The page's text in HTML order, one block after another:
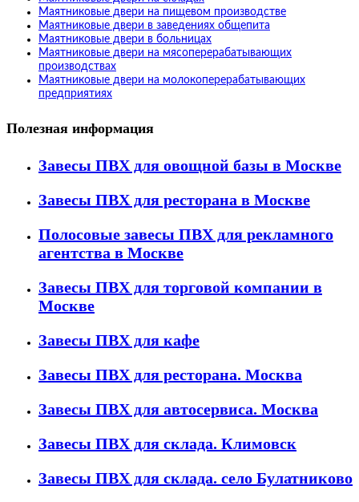
Маятниковые двери на пищевом производстве
Маятниковые двери в заведениях общепита
Маятниковые двери в больницах
Маятниковые двери на мясоперерабатывающих
производствах
Маятниковые двери на молокоперерабатывающих
предприятиях
Полезная информация
Завесы ПВХ для овощной базы в Москве
Завесы ПВХ для ресторана в Москве
Полосовые завесы ПВХ для рекламного
агентства в Москве
Завесы ПВХ для торговой компании в
Москве
Завесы ПВХ для кафе
Завесы ПВХ для ресторана. Москва
Завесы ПВХ для автосервиса. Москва
Завесы ПВХ для склада. Климовск
Завесы ПВХ для склада. село Булатниково